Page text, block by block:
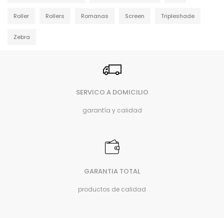
Roller Rollers Romanas Screen Tripleshade
Zebra
SERVICO A DOMICILIO
garantía y calidad
GARANTIA TOTAL
productos de calidad